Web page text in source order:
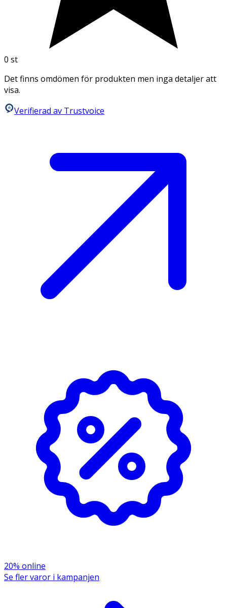
0 st
Det finns omdömen för produkten men inga detaljer att
visa.
Verifierad av Trustvoice
20% online
Se fler varor i kampanjen